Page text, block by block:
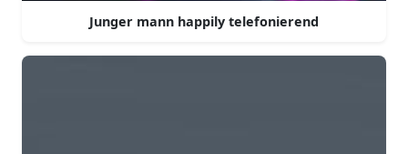
Junger mann happily telefonierend